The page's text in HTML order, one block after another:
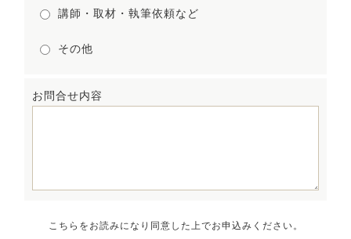
講師・取材・執筆依頼など
その他
お問合せ内容
こちらをお読みになり同意した上でお申込みください。